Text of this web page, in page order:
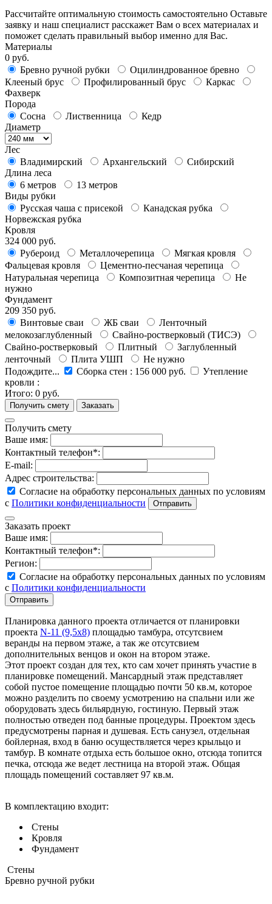
Рассчитайте оптимальную стоимость самостоятельно Оставьте
заявку и наш специалист расскажет Вам о всех материалах и
поможет сделать правильный выбор именно для Вас.
Материалы
0 руб.
Бревно ручной рубки
Оцилиндрованное бревно
Клееный брус
Профилированный брус
Каркас
Фахверк
Порода
Сосна
Лиственница
Кедр
Диаметр
Лес
Владимирский
Архангельский
Сибирский
Длина леса
6 метров
13 метров
Виды рубки
Русская чаша с присекой
Канадская рубка
Норвежская рубка
Кровля
324 000 руб.
Рубероид
Металлочерепица
Мягкая кровля
Фальцевая кровля
Цементно-песчаная черепица
Натуральная черепица
Композитная черепица
Не
нужно
Фундамент
209 350 руб.
Винтовые сваи
ЖБ сваи
Ленточный
мелокозаглубленный
Свайно-ростверковый (ТИСЭ)
Свайно-ростверковый
Плитный
Заглубленный
ленточный
Плита УШП
Не нужно
Подождите...
Сборка стен : 156 000 руб.
Утепление
кровли :
Итого: 0 руб.
Получить смету
Ваше имя:
Контактный телефон*:
E-mail:
Адрес строительства:
Согласие на обработку персональных данных по условиям
с Политики конфиденциальности
Заказать проект
Ваше имя:
Контактный телефон*:
Регион:
Согласие на обработку персональных данных по условиям
с Политики конфиденциальности
Планировка данного проекта отличается от планировки
проекта N-11 (9,5х8) площадью тамбура, отсутсвием
веранды на первом этаже, а так же отсутсвием
дополнительных венцов и окон на втором этаже.
Этот проект создан для тех, кто сам хочет принять участие в
планировке помещений. Мансардный этаж представляет
собой пустое помещение площадью почти 50 кв.м, которое
можно разделить по своему усмотрению на спальни или же
оборудовать здесь бильярдную, гостиную. Первый этаж
полностью отведен под банные процедуры. Проектом здесь
предусмотрены парная и душевая. Есть санузел, отдельная
бойлерная, вход в баню осуществляется через крыльцо и
тамбур. В комнате отдыха есть большое окно, отсюда топится
печка, отсюда же ведет лестница на второй этаж. Общая
площадь помещений составляет 97 кв.м.
В комплектацию входит:
Стены
Кровля
Фундамент
Стены
Бревно ручной рубки